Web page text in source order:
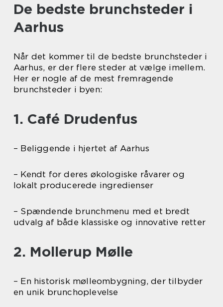
De bedste brunchsteder i
Aarhus
Når det kommer til de bedste brunchsteder i
Aarhus, er der flere steder at vælge imellem.
Her er nogle af de mest fremragende
brunchsteder i byen:
1. Café Drudenfus
– Beliggende i hjertet af Aarhus
– Kendt for deres økologiske råvarer og
lokalt producerede ingredienser
– Spændende brunchmenu med et bredt
udvalg af både klassiske og innovative retter
2. Mollerup Mølle
– En historisk mølleombygning, der tilbyder
en unik brunchoplevelse